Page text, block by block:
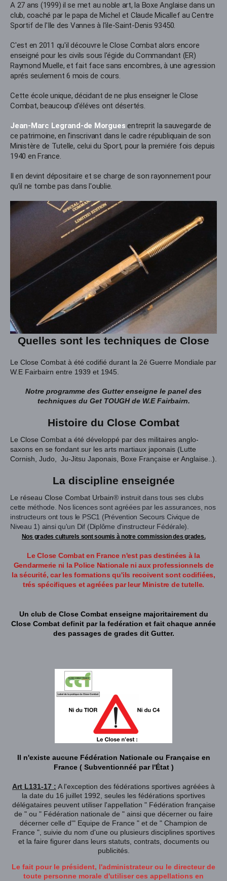
A 27 ans (1999) il se met au noble art, la Boxe Anglaise dans un
club, coaché par le papa de Michel et Claude Micallef au Centre
Sportif de l'Ile des Vannes à l'ile-Saint-Denis 93450.
C'est en 2011 qu'il découvre le Close Combat alors encore
enseigné pour les civils sous l'égide du Commandant (ER)
Raymond Muelle, et fait face sans encombres, à une agression
aprés seulement 6 mois de cours.
Cette école unique, décidant de ne plus enseigner leClose
Combat, beaucoup d'éléves ont désertés.
Jean-Marc Legrand-de Morgues entreprit la sauvegarde de
ce patrimoine, en l'inscrivant dans le cadre républiquain de son
Ministère de Tutelle, celui du Sport, pour la premiére fois depuis
1940 en France.
Il en devint dépositaire et se charge de son rayonnement pour
qu'il ne tombe pas dans l'oublie.
Quelles sont les techniques de Close
Le Close Combat à été codifié durant la 2é Guerre Mondiale par
W.E Fairbairn entre 1939 et 1945.
Notre programme des Gutter enseigne le panel des
techniques du Get TOUGH de W.E Fairbairn.
Histoire du Close Combat
Le Close Combat a été développé par des militaires anglo-
saxons en se fondant sur les arts martiaux japonais (Lutte
Cornish, Judo, Ju-Jitsu Japonais, Boxe Française er Anglaise..).
La discipline enseignée
Le réseau Close Combat Urbain® instruit dans tous ses clubs
cette méthode. Nos licences sont agréées par les assurances, nos
instructeurs ont tous le PSC1 (Prévention Secours Civique de
Niveau 1) ainsi qu'un Dif (Diplôme d'instructeur Fédérale).
Nos grades culturels sont soumis à notre commission des grades.
Le Close Combat en France n'est pas destinées à la
Gendarmerie ni la Police Nationale ni aux professionnels de
la sécurité, car les formations qu'ils recoivent sont codifiées,
trés spécifiques et agréées par leur Ministre de tutelle.
Un club de Close Combat enseigne majoritairement du
Close Combat definit par la fedération et fait chaque année
des passages de grades dit Gutter.
Il n'existe aucune Fédération Nationale ou Française en
France ( Subventionnéé par l'État )
Art L131-17 : A l'exception des fédérations sportives agréées à
la date du 16 juillet 1992, seules les fédérations sportives
délégataires peuvent utiliser l'appellation " Fédération française
de " ou " Fédération nationale de " ainsi que décerner ou faire
décerner celle d'" Equipe de France " et de " Champion de
France ", suivie du nom d'une ou plusieurs disciplines sportives
et la faire figurer dans leurs statuts, contrats, documents ou
publicités.
Le fait pour le président, l'administrateur ou le directeur de
toute personne morale d'utiliser ces appellations en